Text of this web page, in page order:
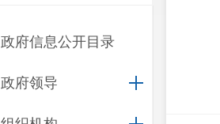
政府信息公开目录
政府领导